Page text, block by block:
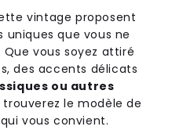
vintage proposent
que vous ne
vous soyez attiré
des accents délicats
ou autres
le modèle de
vous convient.